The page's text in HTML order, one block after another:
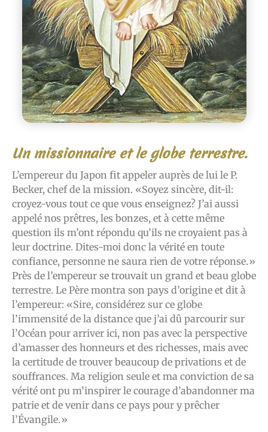
Un missionnaire et le globe terrestre.
L’empereur du Japon fit appeler auprès de lui le P.
Becker, chef de la mission. «Soyez sincère, dit-il:
croyez-vous tout ce que vous enseignez? J’ai aussi
appelé nos prêtres, les bonzes, et à cette même
question ils m’ont répondu qu’ils ne croyaient pas à
leur doctrine. Dites-moi donc la vérité en toute
confiance, personne ne saura rien de votre réponse.»
Près de l’empereur se trouvait un grand et beau globe
terrestre. Le Père montra son pays d’origine et dit à
l’empereur: «Sire, considérez sur ce globe
l’immensité de la distance que j’ai dû parcourir sur
l’Océan pour arriver ici, non pas avec la perspective
d’amasser des honneurs et des richesses, mais avec
la certitude de trouver beaucoup de privations et de
souffrances. Ma religion seule et ma conviction de sa
vérité ont pu m’inspirer le courage d’abandonner ma
patrie et de venir dans ce pays pour y prêcher
l’Évangile.»